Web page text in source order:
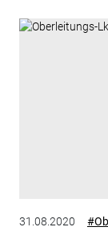
31.08.2020